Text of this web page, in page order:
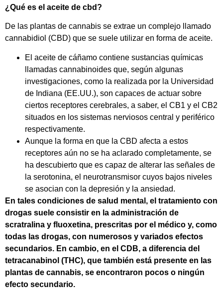
¿Qué es el aceite de cbd?
De las plantas de cannabis se extrae un complejo llamado
cannabidiol (CBD) que se suele utilizar en forma de aceite.
El aceite de cáñamo contiene sustancias químicas
llamadas cannabinoides que, según algunas
investigaciones, como la realizada por la Universidad
de Indiana (EE.UU.), son capaces de actuar sobre
ciertos receptores cerebrales, a saber, el CB1 y el CB2
situados en los sistemas nerviosos central y periférico
respectivamente.
Aunque la forma en que la CBD afecta a estos
receptores aún no se ha aclarado completamente, se
ha descubierto que es capaz de alterar las señales de
la serotonina, el neurotransmisor cuyos bajos niveles
se asocian con la depresión y la ansiedad.
En tales condiciones de salud mental, el tratamiento con
drogas suele consistir en la administración de
scratralina y fluoxetina, prescritas por el médico y, como
todas las drogas, con numerosos y variados efectos
secundarios. En cambio, en el CDB, a diferencia del
tetracanabinol (THC), que también está presente en las
plantas de cannabis, se encontraron pocos o ningún
efecto secundario.